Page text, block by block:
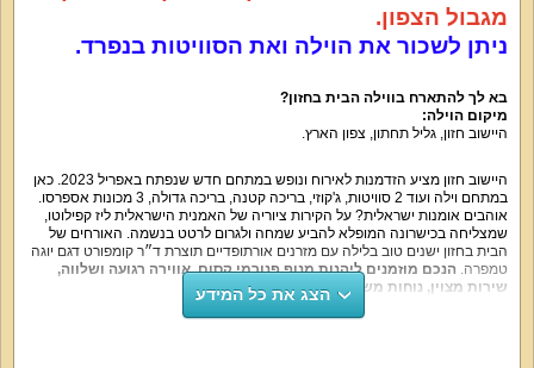
מגבול הצפון.
ניתן לשכור את הוילה ואת הסוויטות בנפרד.
בא לך להתארח בווילה הבית בחזון?
מיקום הוילה:
היישוב חזון, גליל תחתון, צפון הארץ.
היישוב חזון מציע הזדמנות לאירוח ונופש במתחם חדש שנפתח באפריל 2023. כאן
במתחם וילה ועוד 2 סוויטות, ג'קוזי, בריכה קטנה, בריכה גדולה, 3 מכונות אספרסו.
אוהבים אומנות ישראלית? על הקירות ציוריה של האמנית הישראלית ליז קפילוטו,
שמצליחה בכישרונה המופלא להביע שמחה ולגרום לרטט בנשמה. האורחים של
הבית בחזון ישנים טוב בלילה עם מזרנים אורתופדיים תוצרת ד״ר קומפורט דגם יוגה
טמפרה. הנכם מוזמנים ליהנות מנוף פנורמי קסום, אווירה רגועה ושלווה,
שירות מצוין, נוחות משולבת באסתטיקה.
הצג את כל המידע